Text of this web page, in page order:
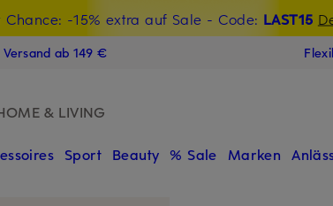
Chance: -15% extra auf Sale - Code: LAST15
Willkommensgutschein mit Beyond sichern
ab 149 €
& LIVING
Sport Beauty % Sale Marken